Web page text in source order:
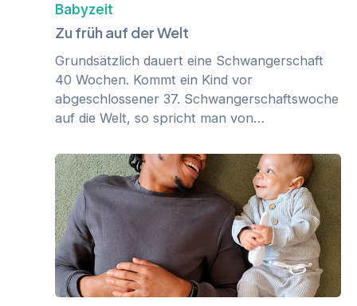
Babyzeit
Zu früh auf der Welt
Grundsätzlich dauert eine Schwangerschaft
40 Wochen. Kommt ein Kind vor
abgeschlossener 37. Schwangerschaftswoche
auf die Welt, so spricht man von…